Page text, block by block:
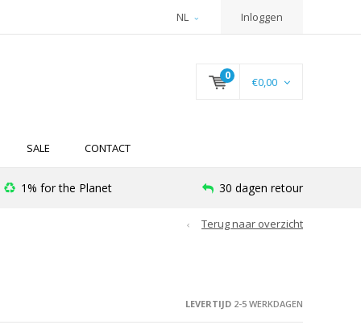
NL Inloggen
0 €0,00
SALE CONTACT
1% for the Planet 30 dagen retour
Terug naar overzicht
LEVERTIJD2-5 WERKDAGEN